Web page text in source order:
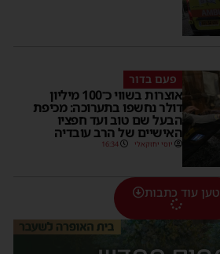
פעם בדור
אוצרות בשווי כ־100 מיליון
דולר נחשפו בתערוכה: מכיפת
הבעל שם טוב ועד חפציו
האישיים של הרב עובדיה
יוסי יחזקאלי 16:34
טען עוד כתבות